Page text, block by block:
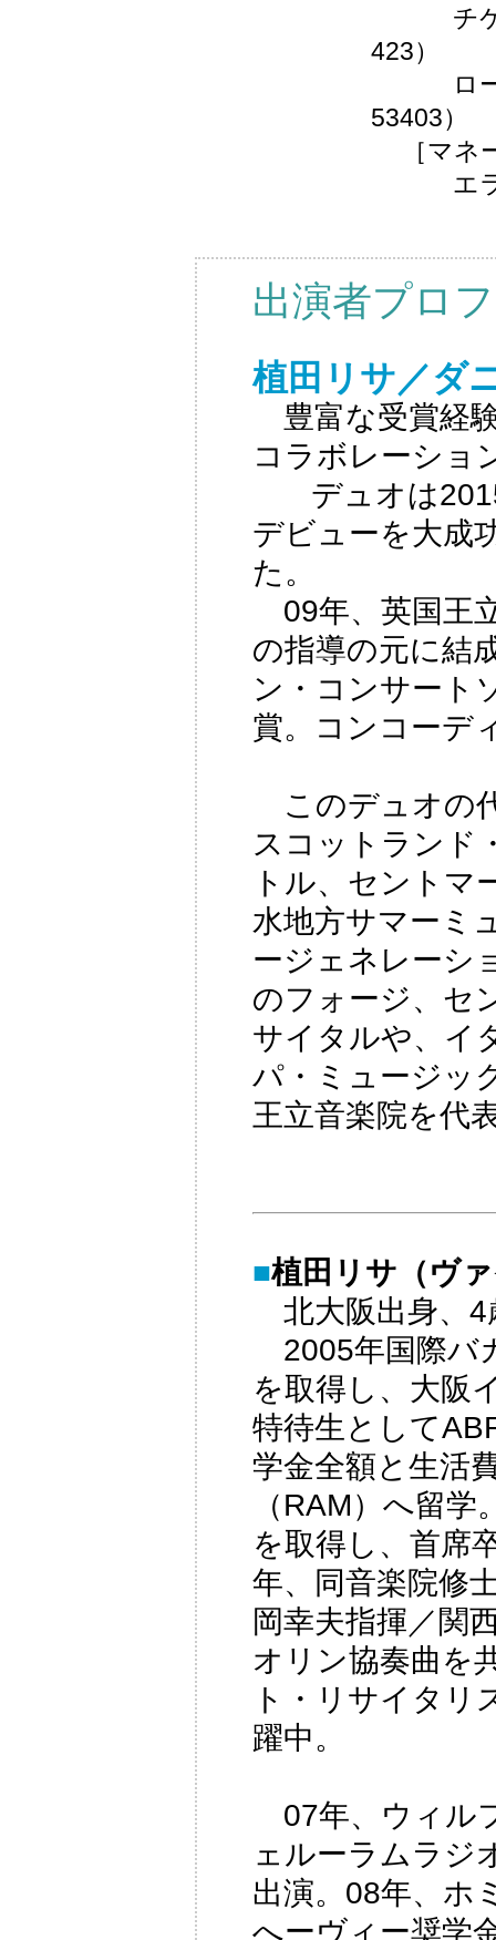
チケッ
423）
ローソ
53403）
［マネ
エラー
出演者プロ
植田リサ／ダ
豊富な受賞経
コラボレーショ
デュオは2015
デビューを大成
た。
09年、英国王
の指導の元に結
ン・コンサート
賞。コンコーデ
このデュオの
スコットランド
トル、セントマ
水地方サマーミ
ージェネレーシ
のフォージ、セ
サイタルや、イ
パ・ミュージッ
王立音楽院を代
■植田リサ（ヴ
北大阪出身、4
2005年国際バ
を取得し、大阪
特待生として
学金全額と生活
（RAM）へ留
を取得し、首席
年、同音楽院修
岡幸夫指揮／関
オリン協奏曲を
ト・リサイタリ
躍中。
07年、ウィル
ェルーラムラジ
出演。08年、ホ
へーヴィー奨学